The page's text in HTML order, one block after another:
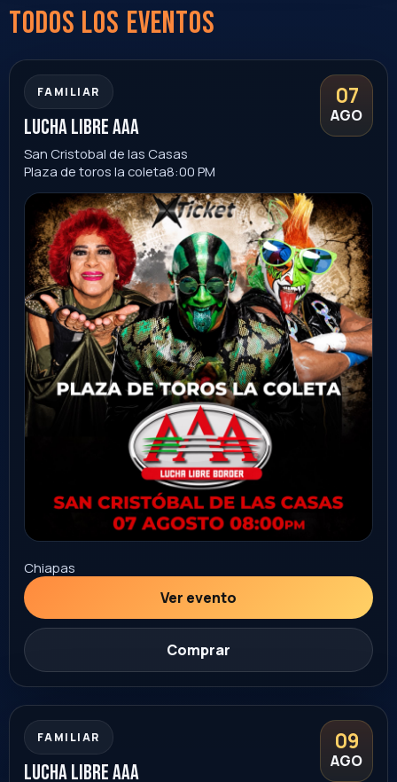
Hermosillo centro de usos multiples
Sonora
Ver evento
Comprar
STAND UP +18
Tio Rober Stand Up
Los Mochis rock city
20
AGO